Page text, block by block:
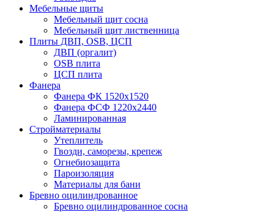
Мебельные щиты
Мебельный щит сосна
Мебельный щит лиственница
Плиты ДВП, OSB, ЦСП
ДВП (оргалит)
OSB плита
ЦСП плита
Фанера
Фанера ФК 1520x1520
Фанера ФСФ 1220x2440
Ламинированная
Стройматериалы
Утеплитель
Гвозди, саморезы, крепеж
Огнебиозащита
Пароизоляция
Материалы для бани
Бревно оцилиндрованное
Бревно оцилиндрованное сосна